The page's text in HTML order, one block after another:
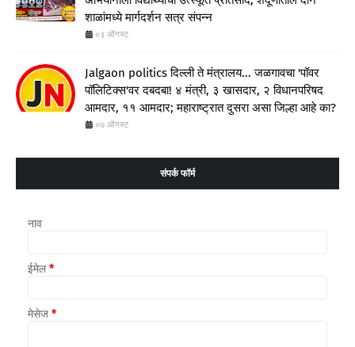
शाळांमध्ये मार्गदर्शन सत्र संपन्न
०३ ऑगस्ट
Jalgaon politics दिल्ली ते मंत्रालय... जळगावचा 'पॉवर
पॉलिटिक्स'वर दबदबा! ४ मंत्री, ३ खासदार, २ विधानपरिषद
आमदार, ११ आमदार; महाराष्ट्रात दुसरा असा जिल्हा आहे का?
०७ ऑगस्ट
संपर्क फॉर्म
नाव
ईमेल*
मेसेज *